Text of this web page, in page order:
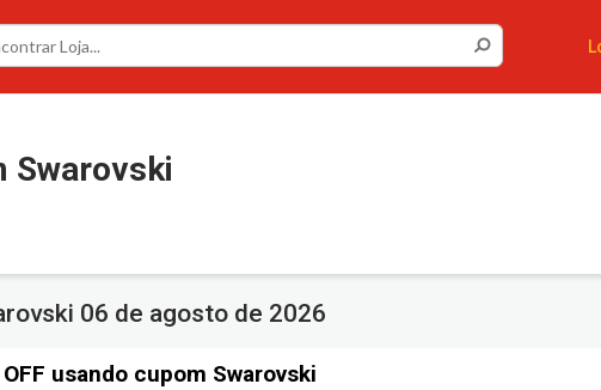
Swarovski
06 de agosto de 2026
usando cupom Swarovski